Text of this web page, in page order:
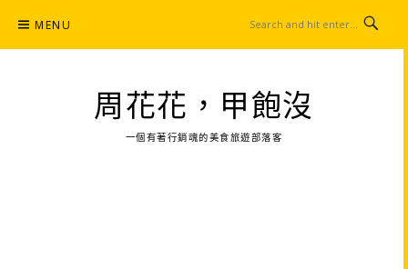
content
MENU
周花花，甲飽沒
一個有著行銷魂的美食旅遊部落客